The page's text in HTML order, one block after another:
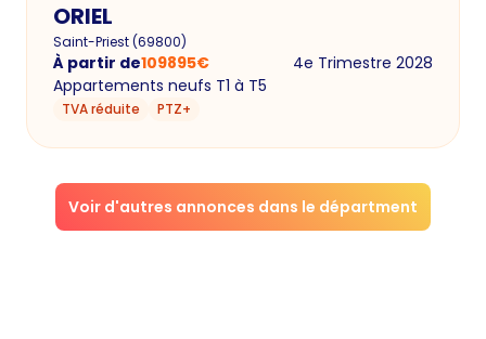
ORIEL
Saint-Priest(69800)
À partir de109895€
4e Trimestre 2028
Appartements neufs T1 à T5
TVA réduite PTZ+
Voir d'autres annonces dans le départment